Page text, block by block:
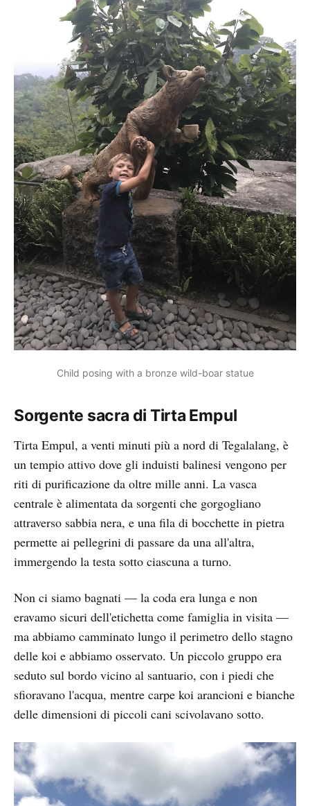
Child posing with a bronze wild-boar statue
Sorgente sacra di Tirta Empul
Tirta Empul, a venti minuti più a nord di Tegalalang, è
un tempio attivo dove gli induisti balinesi vengono per
riti di purificazione da oltre mille anni. La vasca
centrale è alimentata da sorgenti che gorgogliano
attraverso sabbia nera, e una fila di bocchette in pietra
permette ai pellegrini di passare da una all'altra,
immergendo la testa sotto ciascuna a turno.
Non ci siamo bagnati — la coda era lunga e non
eravamo sicuri dell'etichetta come famiglia in visita —
ma abbiamo camminato lungo il perimetro dello stagno
delle koi e abbiamo osservato. Un piccolo gruppo era
seduto sul bordo vicino al santuario, con i piedi che
sfioravano l'acqua, mentre carpe koi arancioni e bianche
delle dimensioni di piccoli cani scivolavano sotto.